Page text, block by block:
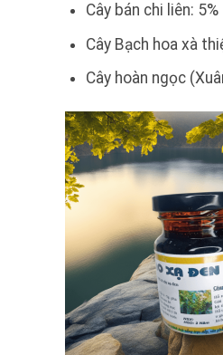
Cây bán chi liên: 5%
Cây Bạch hoa xà
Cây hoàn ngọc